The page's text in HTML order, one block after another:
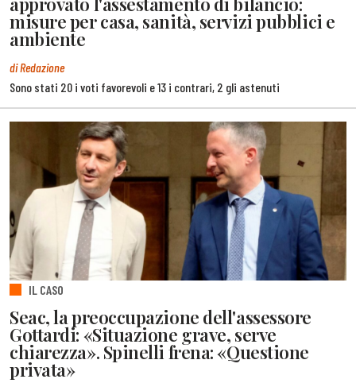
misure per casa, sanità, servizi pubblici e
ambiente
di Redazione
Sono stati 20 i voti favorevoli e 13 i contrari, 2 gli astenuti
IL CASO
Seac, la preoccupazione dell'assessore
Gottardi: «Situazione grave, serve
chiarezza». Spinelli frena: «Questione
privata»